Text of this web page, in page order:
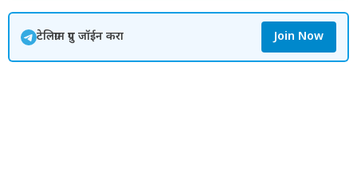
टेलिग्राम ग्रुप जॉईन करा Join Now